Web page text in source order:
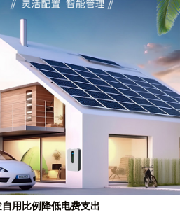
用比例降低电费支出